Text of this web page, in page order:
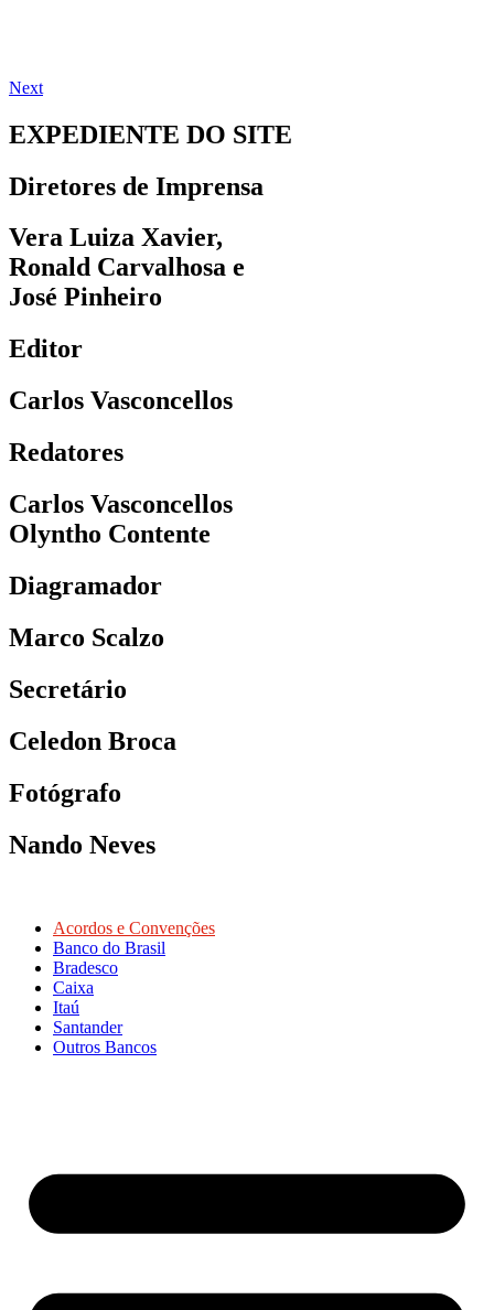
Next
EXPEDIENTE DO SITE
Diretores de Imprensa
Vera Luiza Xavier,
Ronald Carvalhosa e
José Pinheiro
Editor
Carlos Vasconcellos
Redatores
Carlos Vasconcellos
Olyntho Contente
Diagramador
Marco Scalzo
Secretário
Celedon Broca
Fotógrafo
Nando Neves
Acordos e Convenções
Banco do Brasil
Bradesco
Caixa
Itaú
Santander
Outros Bancos